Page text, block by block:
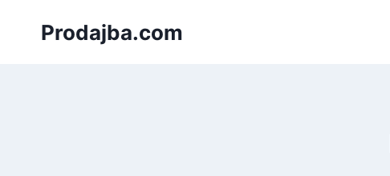
съдържанието
Prodajba.com